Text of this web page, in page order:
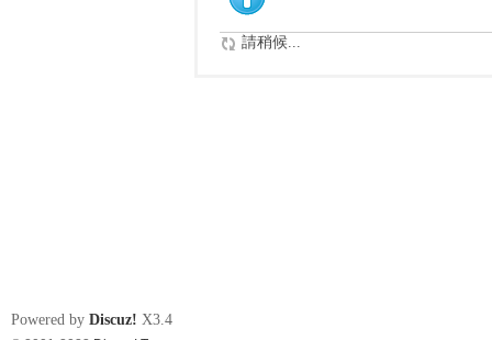
請稍候...
Powered by Discuz! X3.4